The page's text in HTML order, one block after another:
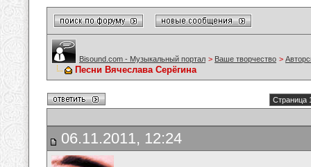
Bisound.com - Музыкальный портал > Ваше творчество >
Песни Вячеслава Серёгина
Страница
06.11.2011, 12:24